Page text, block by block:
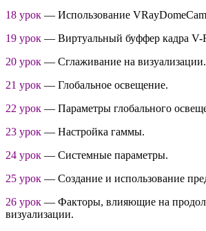
18 урок — Использование
19 урок — Виртуальный буффер кадра V-
20 урок — Сглаживание на визуализации.
21 урок — Глобальное освещение.
22 урок — Параметры глобального
23 урок — Настройка гаммы.
24 урок — Системные параметры.
25 урок — Создание и использование
26 урок — Факторы, влияющие на
визуализации.